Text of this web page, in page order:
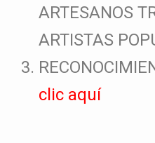
ARTESANOS
ARTISTAS
clic aquí